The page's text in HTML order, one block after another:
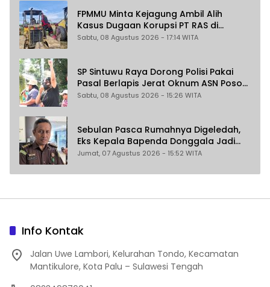
FPMMU Minta Kejagung Ambil Alih
Kasus Dugaan Korupsi PT RAS di
Morowali Utara
Sabtu, 08 Agustus 2026 - 17:14 WITA
SP Sintuwu Raya Dorong Polisi Pakai
Pasal Berlapis Jerat Oknum ASN Poso
Terlibat Dugaan Pelecehan Seksual
Sabtu, 08 Agustus 2026 - 15:26 WITA
Sebulan Pasca Rumahnya Digeledah,
Eks Kepala Bapenda Donggala Jadi
Tersangka Dugaan Korupsi
Jumat, 07 Agustus 2026 - 15:52 WITA
Info Kontak
Jalan Uwe Lambori, Kelurahan Tondo, Kecamatan
Mantikulore, Kota Palu – Sulawesi Tengah